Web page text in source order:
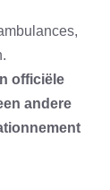
officiële
andere